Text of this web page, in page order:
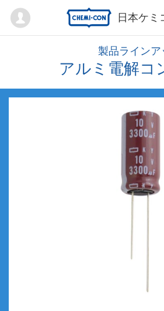
日本ケミ
Mypage
製品ラインア
アルミ電解コ